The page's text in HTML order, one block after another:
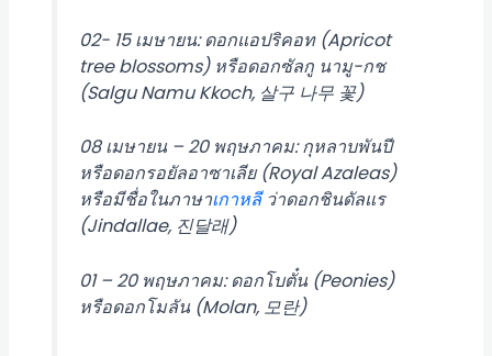
02- 15 เมษายน: ดอกแอปริคอท (Apricot
tree blossoms) หรือดอกซัลกู นามู-กช
(Salgu Namu Kkoch, 살구 나무 꽃)
08 เมษายน – 20 พฤษภาคม: กุหลาบพันปี
หรือดอกรอยัลอาซาเลีย (Royal Azaleas)
หรือมีชื่อในภาษาเกาหลีว่าดอกชินดัลแร
(Jindallae, 진달래)
01 – 20 พฤษภาคม: ดอกโบตั๋น (Peonies)
หรือดอกโมลัน (Molan, 모란)